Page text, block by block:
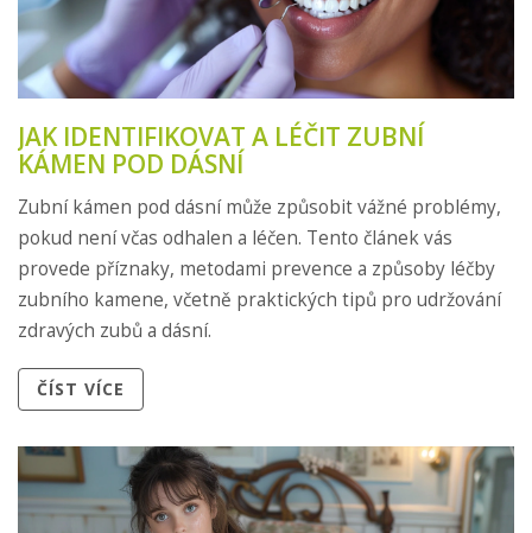
JAK IDENTIFIKOVAT A LÉČIT ZUBNÍ
KÁMEN POD DÁSNÍ
Zubní kámen pod dásní může způsobit vážné problémy,
pokud není včas odhalen a léčen. Tento článek vás
provede příznaky, metodami prevence a způsoby léčby
zubního kamene, včetně praktických tipů pro udržování
zdravých zubů a dásní.
ČÍST VÍCE